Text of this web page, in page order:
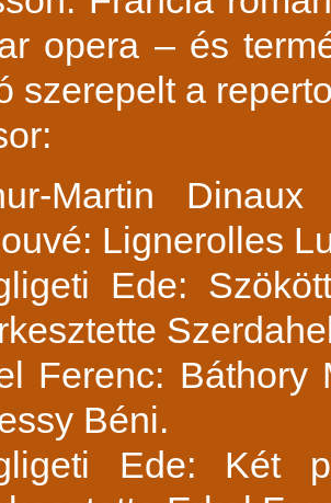
opera – és
szerepelt a
Martin
Lignerolles
Ede:
Ferenc: Báthory
Béni.
Ede: Két